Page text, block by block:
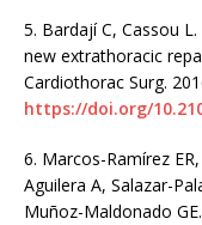
5. Bardají C, Cassou
new extrathoracic
Cardiothorac Surg.
https://doi.org/
6. Marcos-Ramírez
Aguilera A, Salazar-
Muñoz-Maldonado